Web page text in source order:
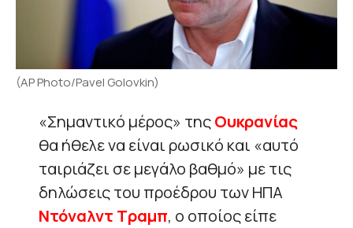
(AP Photo/Pavel Golovkin)
«Σημαντικό μέρος» τηςΟυκρανίας
θα ήθελε να είναι ρωσικό και «αυτό
ταιριάζει σε μεγάλο βαθμό» με τις
δηλώσεις του προέδρου των ΗΠΑ
Ντόναλντ Tραμπ, ο οποίος είπε